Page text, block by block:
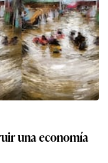
una economía